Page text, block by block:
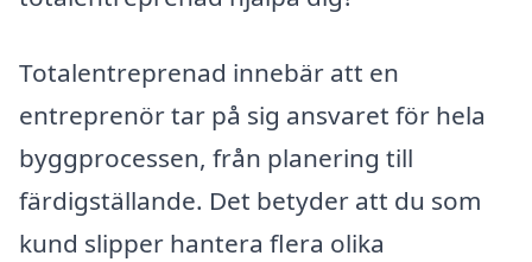
Totalentreprenad innebär att en
entreprenör tar på sig ansvaret för hela
byggprocessen, från planering till
färdigställande. Det betyder att du som
kund slipper hantera flera olika